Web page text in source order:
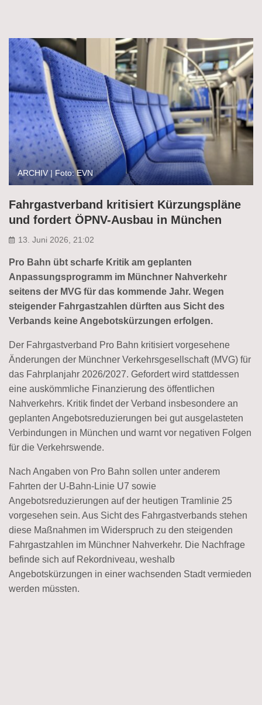
ARCHIV | Foto: EVN
Fahrgastverband kritisiert Kürzungspläne
und fordert ÖPNV-Ausbau in München
13. Juni 2026, 21:02
Pro Bahn übt scharfe Kritik am geplanten
Anpassungsprogramm im Münchner Nahverkehr
seitens der MVG für das kommende Jahr. Wegen
steigender Fahrgastzahlen dürften aus Sicht des
Verbands keine Angebotskürzungen erfolgen.
Der Fahrgastverband Pro Bahn kritisiert vorgesehene
Änderungen der Münchner Verkehrsgesellschaft (MVG) für
das Fahrplanjahr 2026/2027. Gefordert wird stattdessen
eine auskömmliche Finanzierung des öffentlichen
Nahverkehrs. Kritik findet der Verband insbesondere an
geplanten Angebotsreduzierungen bei gut ausgelasteten
Verbindungen in München und warnt vor negativen Folgen
für die Verkehrswende.
Nach Angaben von Pro Bahn sollen unter anderem
Fahrten der U-Bahn-Linie U7 sowie
Angebotsreduzierungen auf der heutigen Tramlinie 25
vorgesehen sein. Aus Sicht des Fahrgastverbands stehen
diese Maßnahmen im Widerspruch zu den steigenden
Fahrgastzahlen im Münchner Nahverkehr. Die Nachfrage
befinde sich auf Rekordniveau, weshalb
Angebotskürzungen in einer wachsenden Stadt vermieden
werden müssten.